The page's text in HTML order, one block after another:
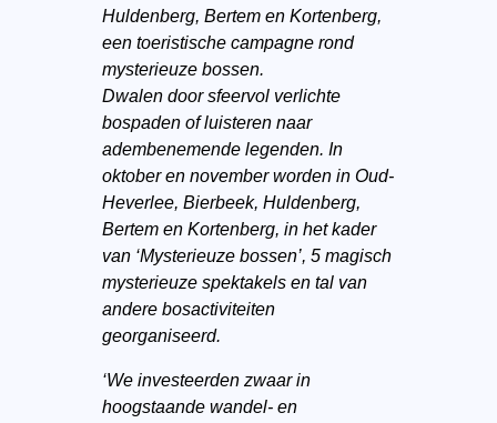
Huldenberg, Bertem en Kortenberg,
een toeristische campagne rond
mysterieuze bossen.
Dwalen door sfeervol verlichte
bospaden of luisteren naar
adembenemende legenden. In
oktober en november worden in Oud-
Heverlee, Bierbeek, Huldenberg,
Bertem en Kortenberg, in het kader
van ‘Mysterieuze bossen’, 5 magisch
mysterieuze spektakels en tal van
andere bosactiviteiten
georganiseerd.
‘We investeerden zwaar in
hoogstaande wandel- en